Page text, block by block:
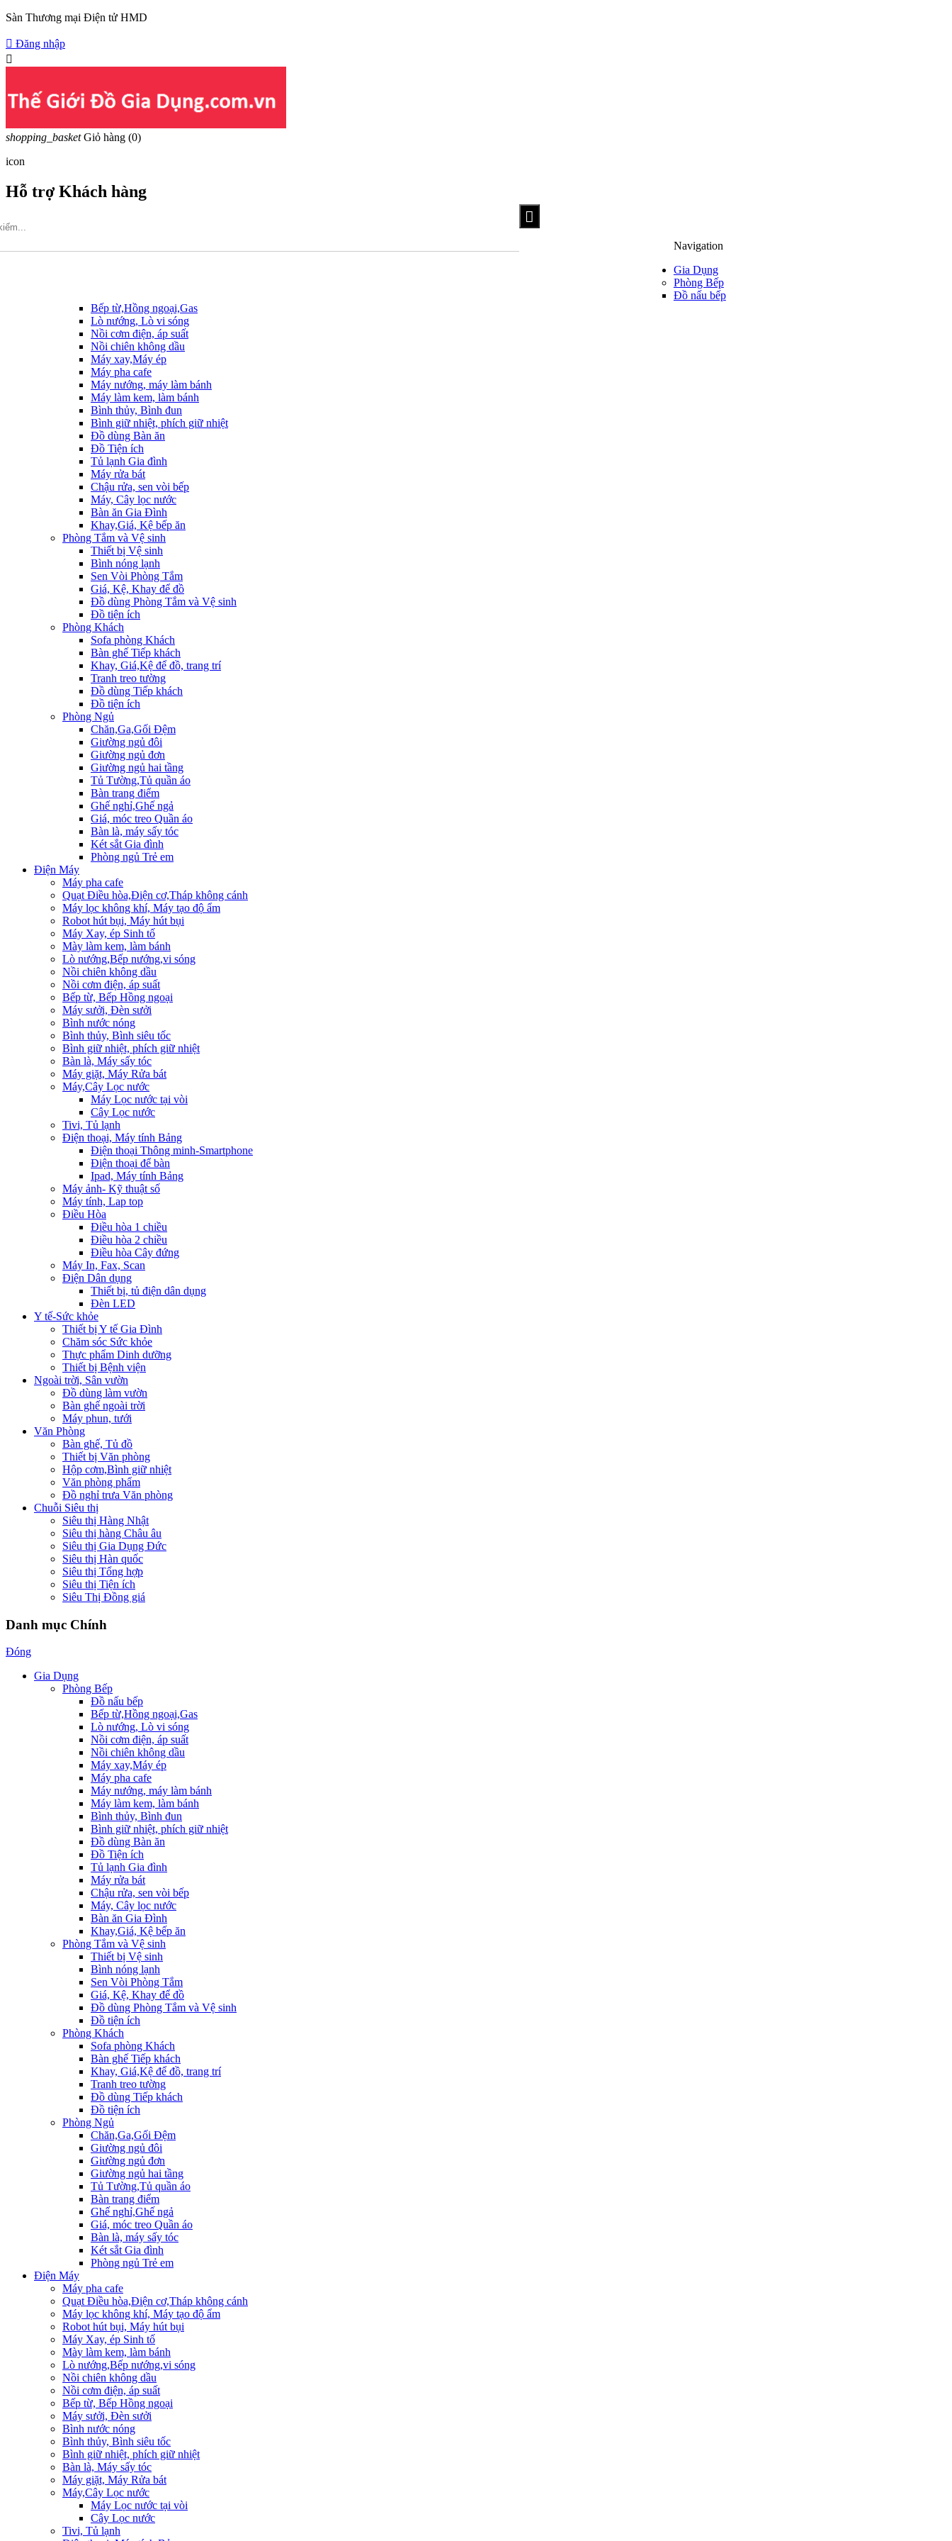
Sàn Thương mại Điện tử HMD
 Đăng nhập

shopping_basket Giỏ hàng (0)
icon
Hỗ trợ Khách hàng
Hotline: 09317.456.44
Navigation
Gia Dụng
Phòng Bếp
Đồ nấu bếp
Bếp từ,Hồng ngoại,Gas
Lò nướng, Lò vi sóng
Nồi cơm điện, áp suất
Nồi chiên không dầu
Máy xay,Máy ép
Máy pha cafe
Máy nướng, máy làm bánh
Máy làm kem, làm bánh
Bình thủy, Bình đun
Bình giữ nhiệt, phích giữ nhiệt
Đồ dùng Bàn ăn
Đồ Tiện ích
Tủ lạnh Gia đình
Máy rửa bát
Chậu rửa, sen vòi bếp
Máy, Cây lọc nước
Bàn ăn Gia Đình
Khay,Giá, Kệ bếp ăn
Phòng Tắm và Vệ sinh
Thiết bị Vệ sinh
Bình nóng lạnh
Sen Vòi Phòng Tắm
Giá, Kệ, Khay để đồ
Đồ dùng Phòng Tắm và Vệ sinh
Đồ tiện ích
Phòng Khách
Sofa phòng Khách
Bàn ghế Tiếp khách
Khay, Giá,Kệ để đồ, trang trí
Tranh treo tường
Đồ dùng Tiếp khách
Đồ tiện ích
Phòng Ngủ
Chăn,Ga,Gối Đệm
Giường ngủ đôi
Giường ngủ đơn
Giường ngủ hai tầng
Tủ Tường,Tủ quần áo
Bàn trang điểm
Ghế nghỉ,Ghế ngả
Giá, móc treo Quần áo
Bàn là, máy sấy tóc
Két sắt Gia đình
Phòng ngủ Trẻ em
Điện Máy
Máy pha cafe
Quạt Điều hòa,Điện cơ,Tháp không cánh
Máy lọc không khí, Máy tạo độ ẩm
Robot hút bụi, Máy hút bụi
Máy Xay, ép Sinh tố
Mày làm kem, làm bánh
Lò nướng,Bếp nướng,vi sóng
Nồi chiên không dầu
Nồi cơm điện, áp suất
Bếp từ, Bếp Hồng ngoại
Máy sưởi, Đèn sưởi
Bình nước nóng
Bình thủy, Bình siêu tốc
Bình giữ nhiệt, phích giữ nhiệt
Bàn là, Máy sấy tóc
Máy giặt, Máy Rửa bát
Máy,Cây Lọc nước
Máy Lọc nước tại vòi
Cây Lọc nước
Tivi, Tủ lạnh
Điện thoại, Máy tính Bảng
Điện thoại Thông minh-Smartphone
Điện thoại để bàn
Ipad, Máy tính Bảng
Máy ảnh- Kỹ thuật số
Máy tính, Lap top
Điều Hòa
Điều hòa 1 chiều
Điều hòa 2 chiều
Điều hòa Cây đứng
Máy In, Fax, Scan
Điện Dân dụng
Thiết bị, tủ điện dân dụng
Đèn LED
Y tế-Sức khỏe
Thiết bị Y tế Gia Đình
Chăm sóc Sức khỏe
Thực phẩm Dinh dưỡng
Thiết bị Bệnh viện
Ngoài trời, Sân vườn
Đồ dùng làm vườn
Bàn ghế ngoài trời
Máy phun, tưới
Văn Phòng
Bàn ghế, Tủ đồ
Thiết bị Văn phòng
Hộp cơm,Bình giữ nhiệt
Văn phòng phẩm
Đồ nghỉ trưa Văn phòng
Chuỗi Siêu thị
Siêu thị Hàng Nhật
Siêu thị hàng Châu âu
Siêu thị Gia Dụng Đức
Siêu thị Hàn quốc
Siêu thị Tổng hợp
Siêu thị Tiện ích
Siêu Thị Đồng giá
Danh mục Chính
Đóng
Gia Dụng
Phòng Bếp
Đồ nấu bếp
Bếp từ,Hồng ngoại,Gas
Lò nướng, Lò vi sóng
Nồi cơm điện, áp suất
Nồi chiên không dầu
Máy xay,Máy ép
Máy pha cafe
Máy nướng, máy làm bánh
Máy làm kem, làm bánh
Bình thủy, Bình đun
Bình giữ nhiệt, phích giữ nhiệt
Đồ dùng Bàn ăn
Đồ Tiện ích
Tủ lạnh Gia đình
Máy rửa bát
Chậu rửa, sen vòi bếp
Máy, Cây lọc nước
Bàn ăn Gia Đình
Khay,Giá, Kệ bếp ăn
Phòng Tắm và Vệ sinh
Thiết bị Vệ sinh
Bình nóng lạnh
Sen Vòi Phòng Tắm
Giá, Kệ, Khay để đồ
Đồ dùng Phòng Tắm và Vệ sinh
Đồ tiện ích
Phòng Khách
Sofa phòng Khách
Bàn ghế Tiếp khách
Khay, Giá,Kệ để đồ, trang trí
Tranh treo tường
Đồ dùng Tiếp khách
Đồ tiện ích
Phòng Ngủ
Chăn,Ga,Gối Đệm
Giường ngủ đôi
Giường ngủ đơn
Giường ngủ hai tầng
Tủ Tường,Tủ quần áo
Bàn trang điểm
Ghế nghỉ,Ghế ngả
Giá, móc treo Quần áo
Bàn là, máy sấy tóc
Két sắt Gia đình
Phòng ngủ Trẻ em
Điện Máy
Máy pha cafe
Quạt Điều hòa,Điện cơ,Tháp không cánh
Máy lọc không khí, Máy tạo độ ẩm
Robot hút bụi, Máy hút bụi
Máy Xay, ép Sinh tố
Mày làm kem, làm bánh
Lò nướng,Bếp nướng,vi sóng
Nồi chiên không dầu
Nồi cơm điện, áp suất
Bếp từ, Bếp Hồng ngoại
Máy sưởi, Đèn sưởi
Bình nước nóng
Bình thủy, Bình siêu tốc
Bình giữ nhiệt, phích giữ nhiệt
Bàn là, Máy sấy tóc
Máy giặt, Máy Rửa bát
Máy,Cây Lọc nước
Máy Lọc nước tại vòi
Cây Lọc nước
Tivi, Tủ lạnh